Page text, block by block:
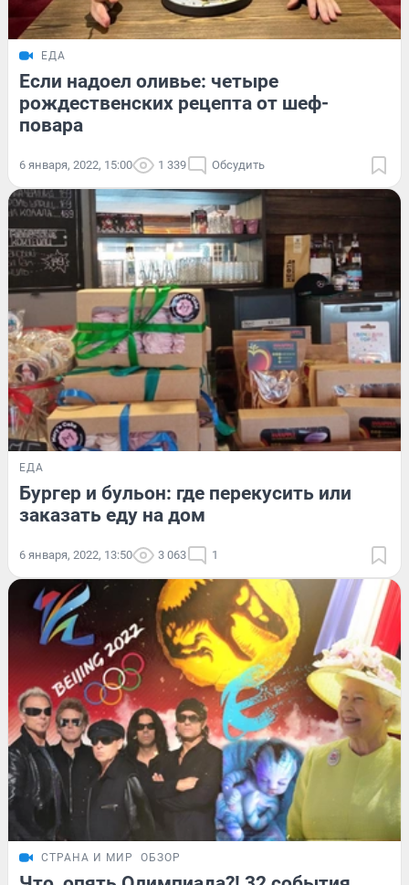
ЕДА
Если надоел оливье: четыре
рождественских рецепта от шеф-
повара
6 января, 2022, 15:00 1 339 Обсудить
ЕДА
Бургер и бульон: где перекусить или
заказать еду на дом
6 января, 2022, 13:50 3 063 1
СТРАНА И МИР ОБЗОР